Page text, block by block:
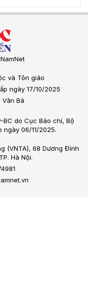
và Tôn giáo
ngày 17/10/2025
Bá
BC do Cục Báo chí, Bộ
06/11/2025.
(VNTA), 68 Dương Đình
Hà Nội.